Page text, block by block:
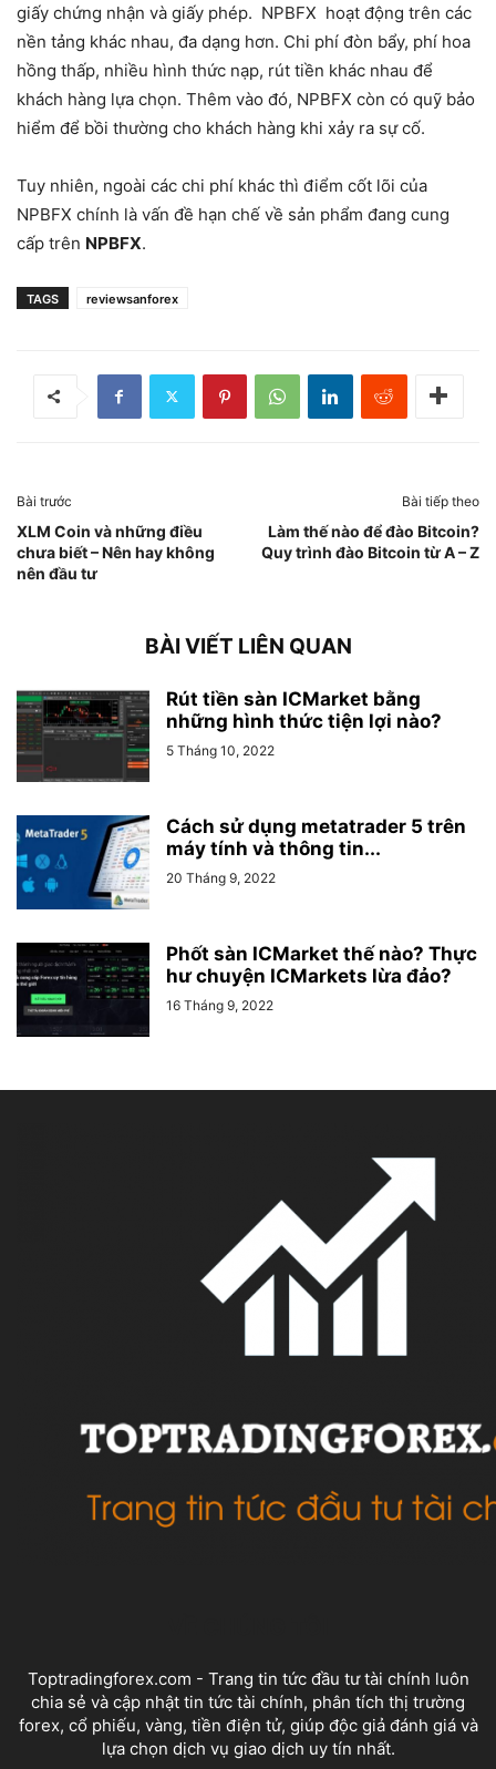
giấy chứng nhận và giấy phép. NPBFX hoạt động trên các
nền tảng khác nhau, đa dạng hơn. Chi phí đòn bẩy, phí hoa
hồng thấp, nhiều hình thức nạp, rút tiền khác nhau để
khách hàng lựa chọn. Thêm vào đó, NPBFX còn có quỹ bảo
hiểm để bồi thường cho khách hàng khi xảy ra sự cố.
Tuy nhiên, ngoài các chi phí khác thì điểm cốt lõi của
NPBFX chính là vấn đề hạn chế về sản phẩm đang cung
cấp trên NPBFX.
TAGS reviewsanforex
Bài trước
XLM Coin và những điều
chưa biết – Nên hay không
nên đầu tư
Bài tiếp theo
Làm thế nào để đào Bitcoin?
Quy trình đào Bitcoin từ A – Z
BÀI VIẾT LIÊN QUAN
Rút tiền sàn ICMarket bằng
những hình thức tiện lợi nào?
5 Tháng 10, 2022
Cách sử dụng metatrader 5 trên
máy tính và thông tin...
20 Tháng 9, 2022
Phốt sàn ICMarket thế nào? Thực
hư chuyện ICMarkets lừa đảo?
16 Tháng 9, 2022
Toptradingforex.com - Trang tin tức đầu tư tài chính luôn
chia sẻ và cập nhật tin tức tài chính, phân tích thị trường
forex, cổ phiếu, vàng, tiền điện tử, giúp độc giả đánh giá và
lựa chọn dịch vụ giao dịch uy tín nhất.